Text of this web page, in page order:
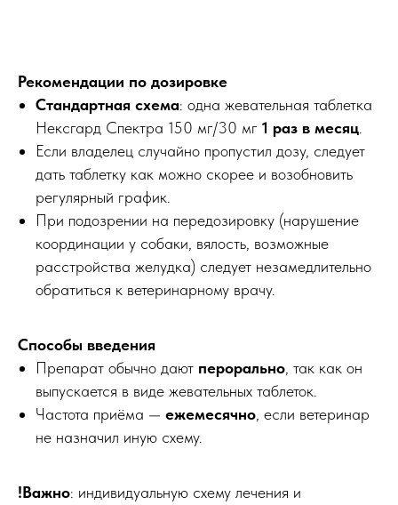
Рекомендации по дозировке
Стандартная схема: одна жевательная таблетка
Нексгард Спектра 150 мг/30 мг 1 раз в месяц.
Если владелец случайно пропустил дозу, следует
дать таблетку как можно скорее и возобновить
регулярный график.
При подозрении на передозировку (нарушение
координации у собаки, вялость, возможные
расстройства желудка) следует незамедлительно
обратиться к ветеринарному врачу.
Способы введения
Препарат обычно дают перорально, так как он
выпускается в виде жевательных таблеток.
Частота приёма — ежемесячно, если ветеринар
не назначил иную схему.
!Важно: индивидуальную схему лечения и